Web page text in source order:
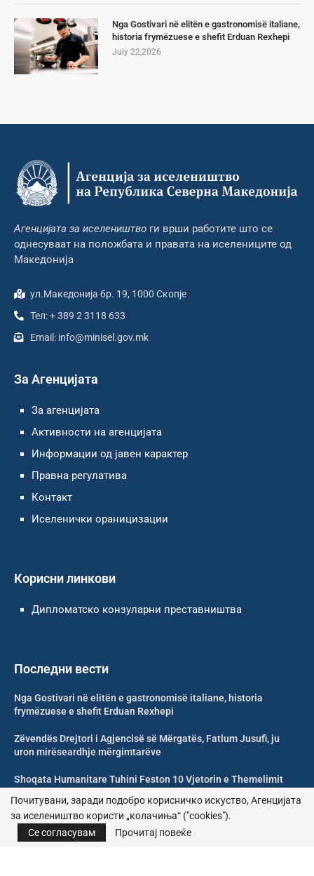
Nga Gostivari në elitën e gastronomisë italiane,
historia frymëzuese e shefit Erduan Rexhepi
July 22,2026
Агенцијата за иселеништво ги врши работите што се
однесуваат на положбата и правата на иселениците од
Македонија
ул.Македонија бр. 19, 1000 Скопје
Тел: + 389 2 3118 633
Email: info@minisel.gov.mk
За Агенцијата
За агенцијата
Активности на агенцијата
Информации од јавен карактер
Правна регулатива
Контакт
Иселенички ораницизации
Корисни линкови
Дипломатско конзуларни преставништва
Последни вести
Nga Gostivari në elitën e gastronomisë italiane, historia
frymëzuese e shefit Erduan Rexhepi
Zëvendës Drejtori i Agjencisë së Mërgatës, Fatlum Jusufi, ju
uron mirëseardhje mërgimtarëve
Shoqata Humanitare Tuhini Feston 10 Vjetorin e Themelimit
Donacion për spitalet në Maqedoninë e Veriut nga mërgata
shqiptare e Cyrihut
Почитувани, заради подобро корисничко искуство, Агенцијата
за иселеништво користи „колачиња“ ("cookies").
Се согласувам
Прочитај повеќе